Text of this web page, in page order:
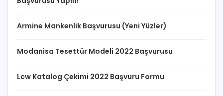
Armine Mankenlik Başvurusu (Yeni Yüzler)
Modanisa Tesettür Modeli 2022 Başvurusu
Lcw Katalog Çekimi 2022 Başvuru Formu